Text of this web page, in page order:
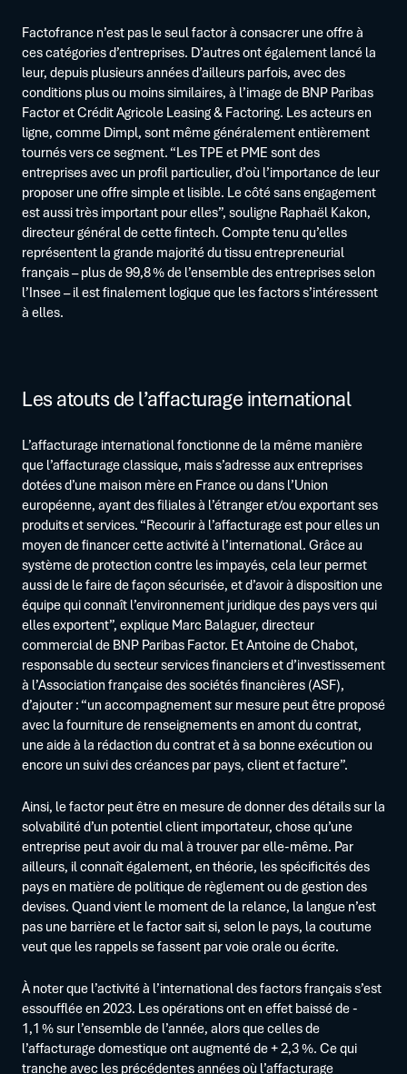
Factofrance n’est pas le seul factor à consacrer une offre à
ces catégories d’entreprises. D’autres ont également lancé la
leur, depuis plusieurs années d’ailleurs parfois, avec des
conditions plus ou moins similaires, à l’image de BNP Paribas
Factor et Crédit Agricole Leasing & Factoring. Les acteurs en
ligne, comme Dimpl, sont même généralement entièrement
tournés vers ce segment. “Les TPE et PME sont des
entreprises avec un profil particulier, d’où l’importance de leur
proposer une offre simple et lisible. Le côté sans engagement
est aussi très important pour elles”, souligne Raphaël Kakon,
directeur général de cette fintech. Compte tenu qu’elles
représentent la grande majorité du tissu entrepreneurial
français – plus de 99,8 % de l’ensemble des entreprises selon
l’Insee – il est finalement logique que les factors s’intéressent
à elles.
Les atouts de l’affacturage international
L’affacturage international fonctionne de la même manière
que l’affacturage classique, mais s’adresse aux entreprises
dotées d’une maison mère en France ou dans l’Union
européenne, ayant des filiales à l’étranger et/ou exportant ses
produits et services. “Recourir à l’affacturage est pour elles un
moyen de financer cette activité à l’international. Grâce au
système de protection contre les impayés, cela leur permet
aussi de le faire de façon sécurisée, et d’avoir à disposition une
équipe qui connaît l’environnement juridique des pays vers qui
elles exportent”, explique Marc Balaguer, directeur
commercial de BNP Paribas Factor. Et Antoine de Chabot,
responsable du secteur services financiers et d’investissement
à l’Association française des sociétés financières (ASF),
d’ajouter : “un accompagnement sur mesure peut être proposé
avec la fourniture de renseignements en amont du contrat,
une aide à la rédaction du contrat et à sa bonne exécution ou
encore un suivi des créances par pays, client et facture”.
Ainsi, le factor peut être en mesure de donner des détails sur la
solvabilité d’un potentiel client importateur, chose qu’une
entreprise peut avoir du mal à trouver par elle-même. Par
ailleurs, il connaît également, en théorie, les spécificités des
pays en matière de politique de règlement ou de gestion des
devises. Quand vient le moment de la relance, la langue n’est
pas une barrière et le factor sait si, selon le pays, la coutume
veut que les rappels se fassent par voie orale ou écrite.
À noter que l’activité à l’international des factors français s’est
essoufflée en 2023. Les opérations ont en effet baissé de -
1,1 % sur l’ensemble de l’année, alors que celles de
l’affacturage domestique ont augmenté de + 2,3 %. Ce qui
tranche avec les précédentes années où l’affacturage